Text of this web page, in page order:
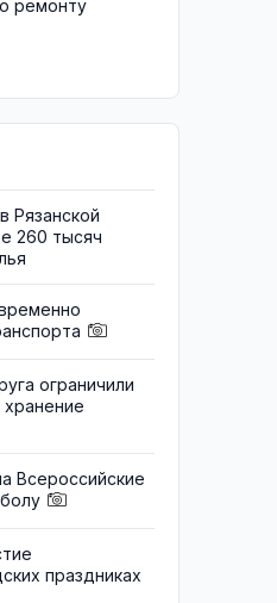
ремонту
Рязанской
260 тысяч
ограничили
Всероссийские
праздниках